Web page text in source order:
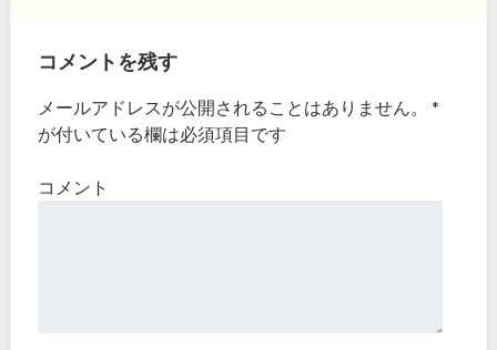
コメントを残す
メールアドレスが公開されることはありません。
*
が付いている欄は必須項目です
コメント